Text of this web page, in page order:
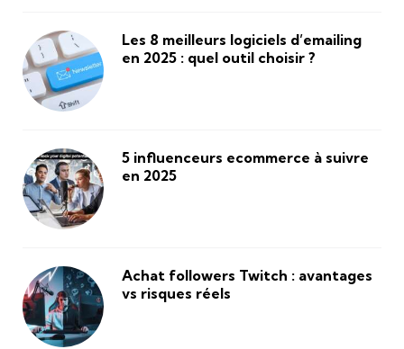
Les 8 meilleurs logiciels d’emailing
en 2025 : quel outil choisir ?
5 influenceurs ecommerce à suivre
en 2025
Achat followers Twitch : avantages
vs risques réels